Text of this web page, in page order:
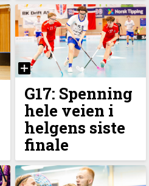
G17: Spenning
hele veien i
helgens siste
finale